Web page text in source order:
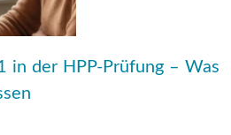
in der HPP-Prüfung – Was